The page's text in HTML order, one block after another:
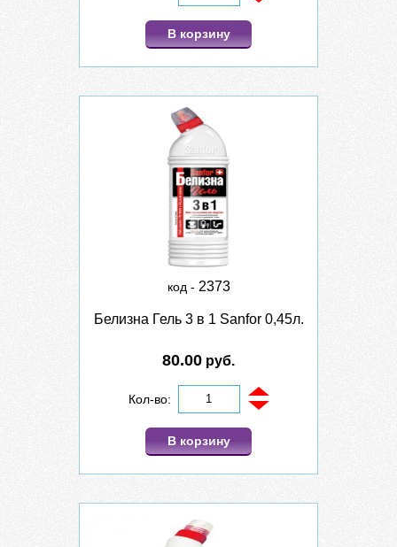
В корзину
код - 2373
Белизна Гель 3 в 1 Sanfor 0,45л.
80.00 руб.
Кол-во:
В корзину